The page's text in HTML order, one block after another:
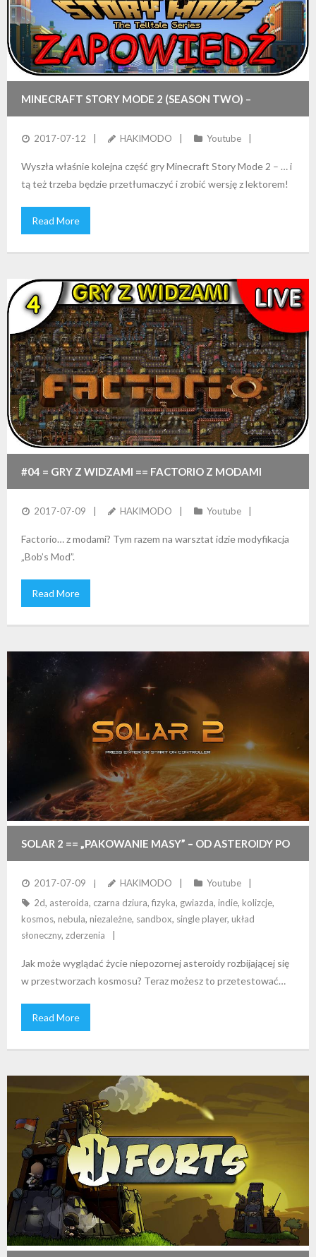
MINECRAFT STORY MODE 2 (SEASON TWO) –
ZAPOWIEDŹ!
2017-07-12 HAKIMODO Youtube
Wyszła właśnie kolejna część gry Minecraft Story Mode 2 – … i
tą też trzeba będzie przetłumaczyć i zrobić wersję z lektorem!
Read More
#04 = GRY Z WIDZAMI == FACTORIO Z MODAMI
(BOB’S MODS)
2017-07-09 HAKIMODO Youtube
Factorio… z modami? Tym razem na warsztat idzie modyfikacja
„Bob’s Mod”.
Read More
SOLAR 2 == „PAKOWANIE MASY” – OD ASTEROIDY PO
CZARNĄ DZIURĘ
2017-07-09 HAKIMODO
Youtube
2d, asteroida, czarna dziura, fizyka, gwiazda, indie, kolizcje,
kosmos, nebula, niezależne, sandbox, single player, układ
słoneczny, zderzenia
Jak może wyglądać życie niepozornej asteroidy rozbijającej się
w przestworzach kosmosu? Teraz możesz to przetestować…
Read More